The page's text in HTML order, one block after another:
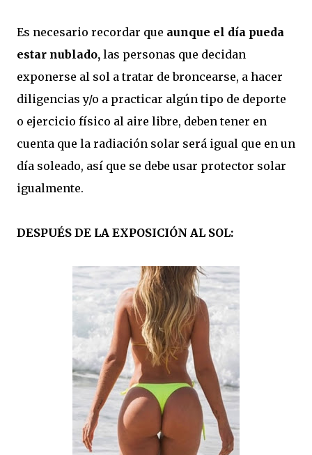
Es necesario recordar que aunque el día pueda
estar nublado, las personas que decidan
exponerse al sol a tratar de broncearse, a hacer
diligencias y/o a practicar algún tipo de deporte
o ejercicio físico al aire libre, deben tener en
cuenta que la radiación solar será igual que en un
día soleado, así que se debe usar protector solar
igualmente.
DESPUÉS DE LA EXPOSICIÓN AL SOL: